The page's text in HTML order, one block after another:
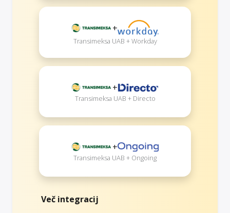
+
Transimeksa UAB + Workday
+
Transimeksa UAB + Directo
+
Transimeksa UAB + Ongoing
Več integracij